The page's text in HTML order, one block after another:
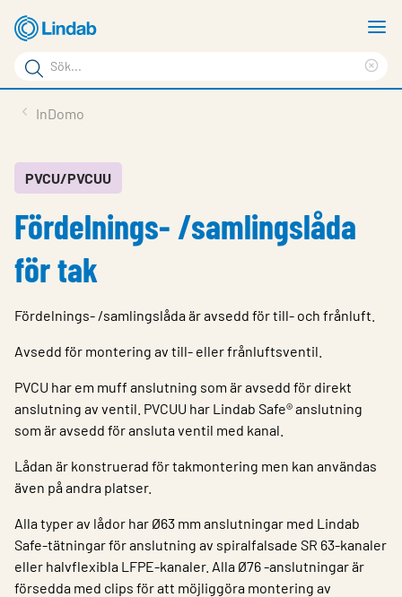
Hoppa
till
huvudinnehållet
Sökord
Sök
på
Service & Support
Hållbarhet
InDomo
PVCU/PVCUU
Fördelnings- /samlingslåda
för tak
Fördelnings- /samlingslåda är avsedd för till- och frånluft.
Avsedd för montering av till- eller frånluftsventil.
PVCU har em muff anslutning som är avsedd för direkt
anslutning av ventil. PVCUU har Lindab Safe® anslutning
som är avsedd för ansluta ventil med kanal.
Lådan är konstruerad för takmontering men kan användas
även på andra platser.
Alla typer av lådor har Ø63 mm anslutningar med Lindab
Safe-tätningar för anslutning av spiralfalsade SR 63-kanaler
eller halvflexibla LFPE-kanaler. Alla Ø76 -anslutningar är
försedda med clips för att möjliggöra montering av